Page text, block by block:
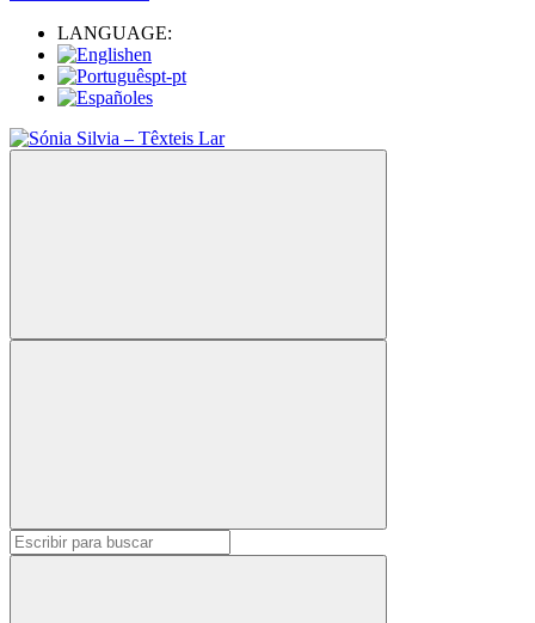
LANGUAGE:
en
pt-pt
es
Buscar: